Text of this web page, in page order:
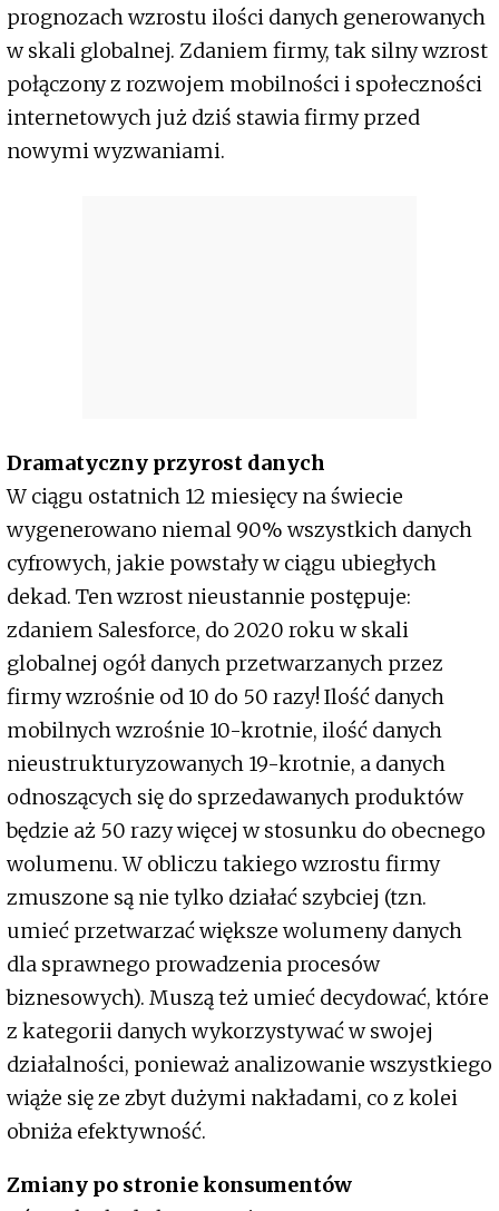
prognozach wzrostu ilości danych generowanych
w skali globalnej. Zdaniem firmy, tak silny wzrost
połączony z rozwojem mobilności i społeczności
internetowych już dziś stawia firmy przed
nowymi wyzwaniami.
Dramatyczny przyrost danych
W ciągu ostatnich 12 miesięcy na świecie
wygenerowano niemal 90% wszystkich danych
cyfrowych, jakie powstały w ciągu ubiegłych
dekad. Ten wzrost nieustannie postępuje:
zdaniem Salesforce, do 2020 roku w skali
globalnej ogół danych przetwarzanych przez
firmy wzrośnie od 10 do 50 razy! Ilość danych
mobilnych wzrośnie 10-krotnie, ilość danych
nieustrukturyzowanych 19-krotnie, a danych
odnoszących się do sprzedawanych produktów
będzie aż 50 razy więcej w stosunku do obecnego
wolumenu. W obliczu takiego wzrostu firmy
zmuszone są nie tylko działać szybciej (tzn.
umieć przetwarzać większe wolumeny danych
dla sprawnego prowadzenia procesów
biznesowych). Muszą też umieć decydować, które
z kategorii danych wykorzystywać w swojej
działalności, ponieważ analizowanie wszystkiego
wiąże się ze zbyt dużymi nakładami, co z kolei
obniża efektywność.
Zmiany po stronie konsumentów